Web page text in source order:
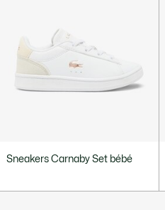
Sneakers Carnaby Set bébé